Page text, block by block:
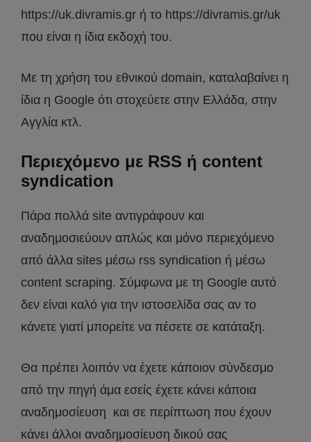
https://uk.divramis.gr ή το https://divramis.gr/uk
που είναι η ίδια εκδοχή του.
Με τη χρήση του εθνικού domain, καταλαβαίνει η
ίδια η Google ότι στοχεύετε στην Ελλάδα, στην
Αγγλία κτλ.
Περιεχόμενο με RSS ή content
syndication
Πάρα πολλά site αντιγράφουν και
αναδημοσιεύουν απλώς και μόνο περιεχόμενο
από άλλα sites μέσω rss syndication ή μέσω
content scraping. Σύμφωνα με τη Google αυτό
δεν είναι καλό για την ιστοσελίδα σας αν το
κάνετε γιατί μπορείτε να πέσετε σε κατάταξη.
Θα πρέπει λοιπόν να έχετε κάποιον σύνδεσμο
από την πηγή άμα εσείς έχετε κάνει κάποια
αναδημοσίευση και σε περίπτωση που έχουν
κάνει άλλοι αναδημοσίευση δικού σας